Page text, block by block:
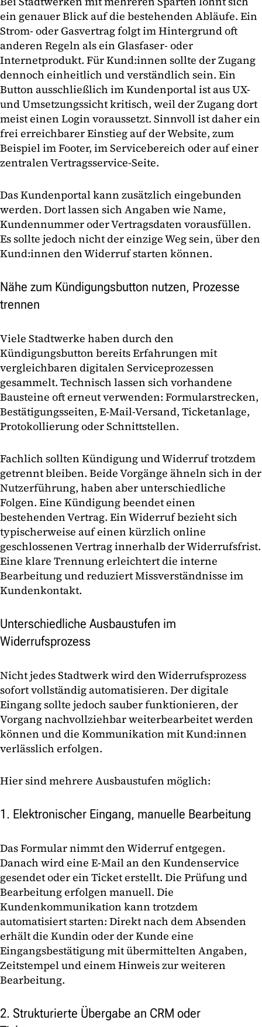
ein genauer Blick auf die bestehenden Abläufe. Ein
Strom- oder Gasvertrag folgt im Hintergrund oft
anderen Regeln als ein Glasfaser- oder
Internetprodukt. Für Kund:innen sollte der Zugang
dennoch einheitlich und verständlich sein. Ein
Button ausschließlich im Kundenportal ist aus UX-
und Umsetzungssicht kritisch, weil der Zugang dort
meist einen Login voraussetzt. Sinnvoll ist daher ein
frei erreichbarer Einstieg auf der Website, zum
Beispiel im Footer, im Servicebereich oder auf einer
zentralen Vertragsservice-Seite.
Das Kundenportal kann zusätzlich eingebunden
werden. Dort lassen sich Angaben wie Name,
Kundennummer oder Vertragsdaten vorausfüllen.
Es sollte jedoch nicht der einzige Weg sein, über den
Kund:innen den Widerruf starten können.
Nähe zum Kündigungsbutton nutzen, Prozesse
trennen
Viele Stadtwerke haben durch den
Kündigungsbutton bereits Erfahrungen mit
vergleichbaren digitalen Serviceprozessen
gesammelt. Technisch lassen sich vorhandene
Bausteine oft erneut verwenden: Formularstrecken,
Bestätigungsseiten, E-Mail-Versand, Ticketanlage,
Protokollierung oder Schnittstellen.
Fachlich sollten Kündigung und Widerruf trotzdem
getrennt bleiben. Beide Vorgänge ähneln sich in der
Nutzerführung, haben aber unterschiedliche
Folgen. Eine Kündigung beendet einen
bestehenden Vertrag. Ein Widerruf bezieht sich
typischerweise auf einen kürzlich online
geschlossenen Vertrag innerhalb der Widerrufsfrist.
Eine klare Trennung erleichtert die interne
Bearbeitung und reduziert Missverständnisse im
Kundenkontakt.
Unterschiedliche Ausbaustufen im
Widerrufsprozess
Nicht jedes Stadtwerk wird den Widerrufsprozess
sofort vollständig automatisieren. Der digitale
Eingang sollte jedoch sauber funktionieren, der
Vorgang nachvollziehbar weiterbearbeitet werden
können und die Kommunikation mit Kund:innen
verlässlich erfolgen.
Hier sind mehrere Ausbaustufen möglich:
1. Elektronischer Eingang, manuelle Bearbeitung
Das Formular nimmt den Widerruf entgegen.
Danach wird eine E-Mail an den Kundenservice
gesendet oder ein Ticket erstellt. Die Prüfung und
Bearbeitung erfolgen manuell. Die
Kundenkommunikation kann trotzdem
automatisiert starten: Direkt nach dem Absenden
erhält die Kundin oder der Kunde eine
Eingangsbestätigung mit übermittelten Angaben,
Zeitstempel und einem Hinweis zur weiteren
Bearbeitung.
2. Strukturierte Übergabe an CRM oder